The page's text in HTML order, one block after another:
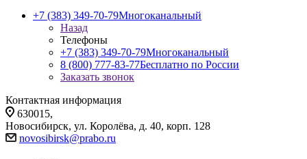
+7 (383) 349-70-79Многоканальный
Назад
Телефоны
+7 (383) 349-70-79Многоканальный
8 (800) 777-83-77Бесплатно по России
Заказать звонок
Контактная информация
630015,
Новосибирск, ул. Королёва, д. 40, корп. 128
novosibirsk@prabo.ru